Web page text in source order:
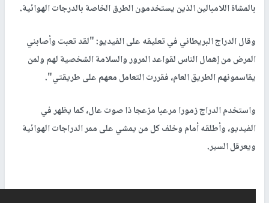
بالمشاة اللامبالين الذين يستخدمون الطرق الخاصة بالدرجات الهوائية.
وقال الدراج البريطاني في تعليقه على الفيديو: "لقد تعبت وأصابني
المرض من إهمال الناس لقواعد المرور والسلامة الشخصية لهم ولمن
يقاسمونهم الطريق العام، فقررت التعامل معهم على طريقتي".
واستخدم الدراج زمورا مرعبا مزعجا ذا صوت عال، كما يظهر في
الفيديو، وأطلقه أمام وخلف كل من يمشي على ممر الدراجات الهوائية
ويعرقل السير.